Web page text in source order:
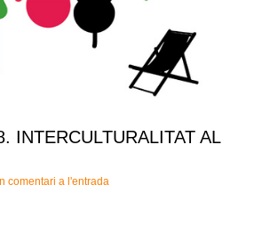
INTERCULTURALITAT AL
comentari a l'entrada